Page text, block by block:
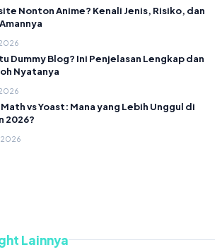
Nonton Anime? Kenali Jenis, Risiko, dan
2026
Dummy Blog? Ini Penjelasan Lengkap dan
Nyatanya
2026
Math vs Yoast: Mana yang Lebih Unggul di
2026?
2026
Lainnya